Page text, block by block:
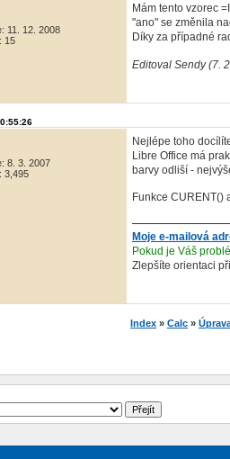
11. 12. 2008
15
Mám tento vzorec
"ano" se změnila
Díky za případné
Editoval Sendy (7.
8. 3. 2007
3,495
Nejlépe toho
Libre Office má
barvy odliší -
Funkce CURENT()
Moje e-mailová
Pokud je Váš
Zlepšíte orientaci
Index » Calc »